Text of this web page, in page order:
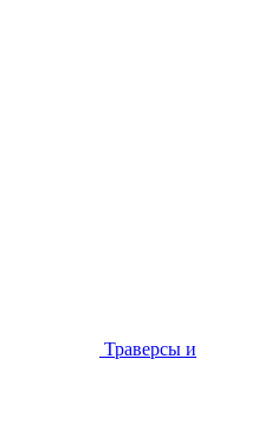
Траверсы и